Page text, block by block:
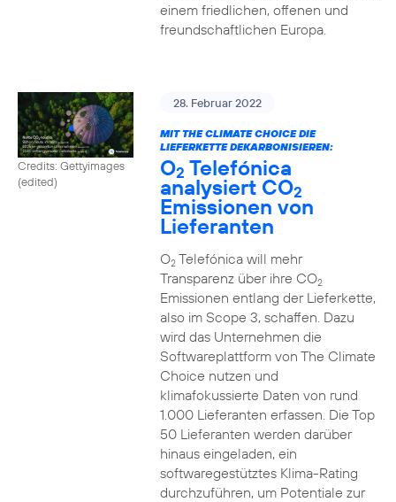
einem friedlichen, offenen und
freundschaftlichen Europa.
Credits: Gettyimages
(edited)
28. Februar 2022
MIT THE CLIMATE CHOICE DIE
LIEFERKETTE DEKARBONISIEREN:
O2 Telefónica
analysiert CO2
Emissionen von
Lieferanten
O2Telefónica will mehr
Transparenz über ihre CO2
Emissionen entlang der Lieferkette,
also im Scope 3, schaffen. Dazu
wird das Unternehmen die
Softwareplattform von The Climate
Choice nutzen und
klimafokussierte Daten von rund
1.000 Lieferanten erfassen. Die Top
50 Lieferanten werden darüber
hinaus eingeladen, ein
softwaregestütztes Klima-Rating
durchzuführen, um Potentiale zur